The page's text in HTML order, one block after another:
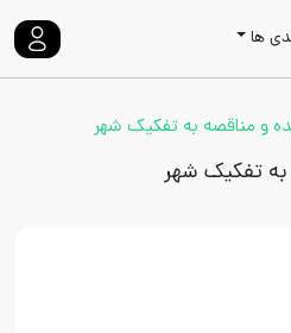
ها
و مناقصه به تفکیک شهر
به تفکیک شهر